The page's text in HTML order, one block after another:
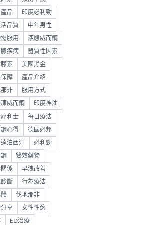
品 印度必利勁
品質 中年男性
服用 液態威而鋼
疾病 器質性因素
藤素 美國黑金
障 產品介紹
非 服用方式
威而鋼 印度神油
利士 每日療法
心得 德國必邦
達泊西汀 必利勁
雙效藥物
係 早洩改善
斷 行為療法
伐地那非
享 女性性慾
ED治療